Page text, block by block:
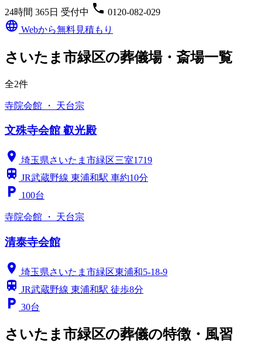
24時間 365日 受付中 phone 0120-082-029
language Webから無料見積もり
さいたま市緑区の葬儀場・斎場一覧
全2件
寺院会館 ・ 天台宗
文殊寺会館 叡光殿
location_on 埼玉県さいたま市緑区三室1719
train JR武蔵野線 東浦和駅 車約10分
local_parking 100台
寺院会館 ・ 天台宗
清泰寺会館
location_on 埼玉県さいたま市緑区東浦和5-18-9
train JR武蔵野線 東浦和駅 徒歩8分
local_parking 30台
さいたま市緑区の葬儀の特徴・風習